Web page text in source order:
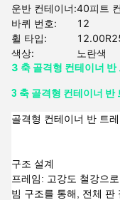
운반 컨테이너:40피트
바퀴 번호:
12
휠 타입:
색상:
노란색
3 축 골격형 컨테이너
3 축 골격형 컨테이너 반
골격형 컨테이너 반 트
구조 설계
프레임: 고강도 철강으
빔 구조를 통해, 전체 판